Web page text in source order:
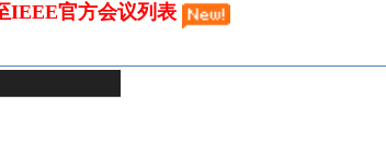
IEEE官方会议列表